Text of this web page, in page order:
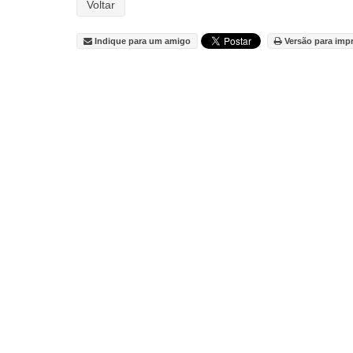
Voltar
Indique para um amigo Versão para